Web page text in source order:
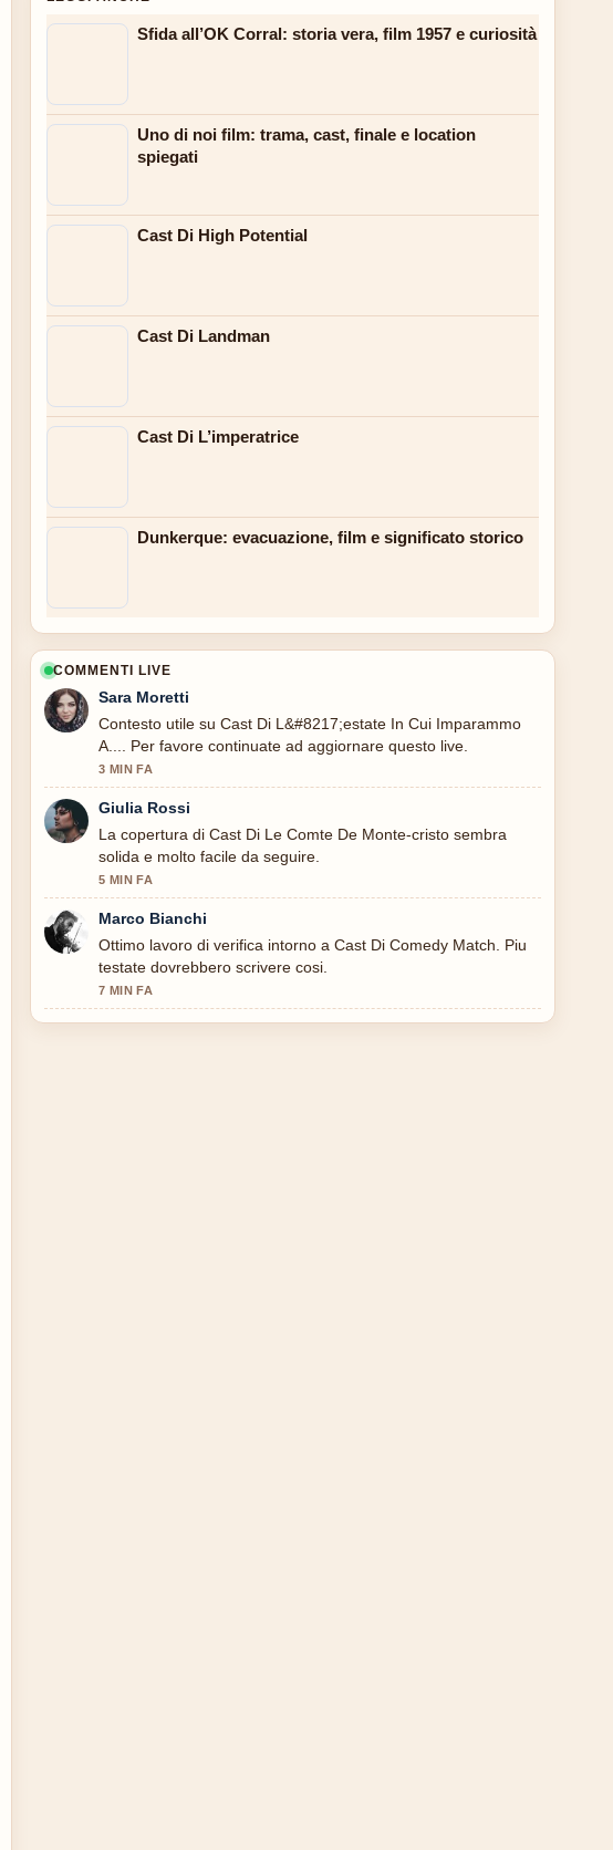
Sfida all’OK Corral: storia vera, film 1957 e curiosità
Uno di noi film: trama, cast, finale e location
spiegati
Cast Di High Potential
Cast Di Landman
Cast Di L’imperatrice
Dunkerque: evacuazione, film e significato storico
COMMENTI LIVE
Sara Moretti
Contesto utile su Cast Di L&#8217;estate In Cui Imparammo
A.... Per favore continuate ad aggiornare questo live.
3 MIN FA
Giulia Rossi
La copertura di Cast Di Le Comte De Monte-cristo sembra
solida e molto facile da seguire.
5 MIN FA
Marco Bianchi
Ottimo lavoro di verifica intorno a Cast Di Comedy Match. Piu
testate dovrebbero scrivere cosi.
7 MIN FA